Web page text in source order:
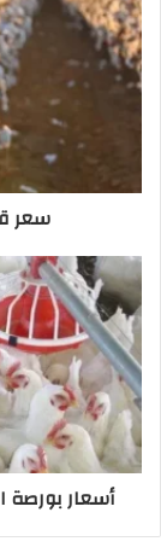
سعر
أسعار بورصة